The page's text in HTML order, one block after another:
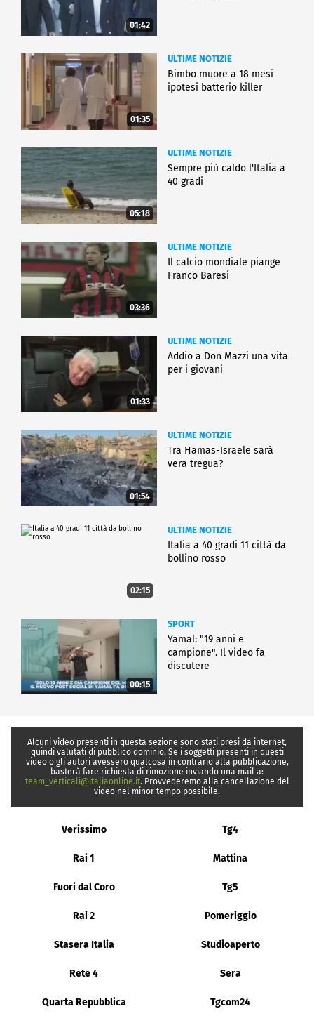
01:42
01:35
ULTIME NOTIZIE
Bimbo muore a 18 mesi
ipotesi batterio killer
05:18
ULTIME NOTIZIE
Sempre più caldo l'Italia a
40 gradi
03:36
ULTIME NOTIZIE
Il calcio mondiale piange
Franco Baresi
01:33
ULTIME NOTIZIE
Addio a Don Mazzi una vita
per i giovani
01:54
ULTIME NOTIZIE
Tra Hamas-Israele sarà
vera tregua?
02:15
ULTIME NOTIZIE
Italia a 40 gradi 11 città da
bollino rosso
00:15
SPORT
Yamal: "19 anni e
campione". Il video fa
discutere
Alcuni video presenti in questa sezione sono stati presi da internet,
quindi valutati di pubblico dominio. Se i soggetti presenti in questi
video o gli autori avessero qualcosa in contrario alla pubblicazione,
basterà fare richiesta di rimozione inviando una mail a:
team_verticali@italiaonline.it. Provvederemo alla cancellazione del
video nel minor tempo possibile.
Verissimo Tg4
Rai 1 Mattina
Fuori dal Coro Tg5
Rai 2 Pomeriggio
Stasera Italia Studioaperto
Rete 4 Sera
Quarta Repubblica Tgcom24